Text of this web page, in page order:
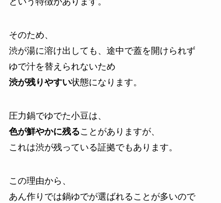
そのため、
渋が湯に溶け出しても、途中で蓋を開けられず
ゆで汁を替えられないため
渋が残りやすい状態になります。
圧力鍋でゆでた小豆は、
色が鮮やかに残ることがありますが、
これは渋が残っている証拠でもあります。
この理由から、
あん作りでは鍋ゆでが選ばれることが多いので